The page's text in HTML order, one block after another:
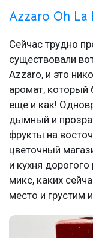
Azzaro Oh La
Сейчас трудно
существовали
Azzaro, и это
аромат, который
еще и как!
дымный и
фрукты на
цветочный
и кухня
микс, каких
место и грустим